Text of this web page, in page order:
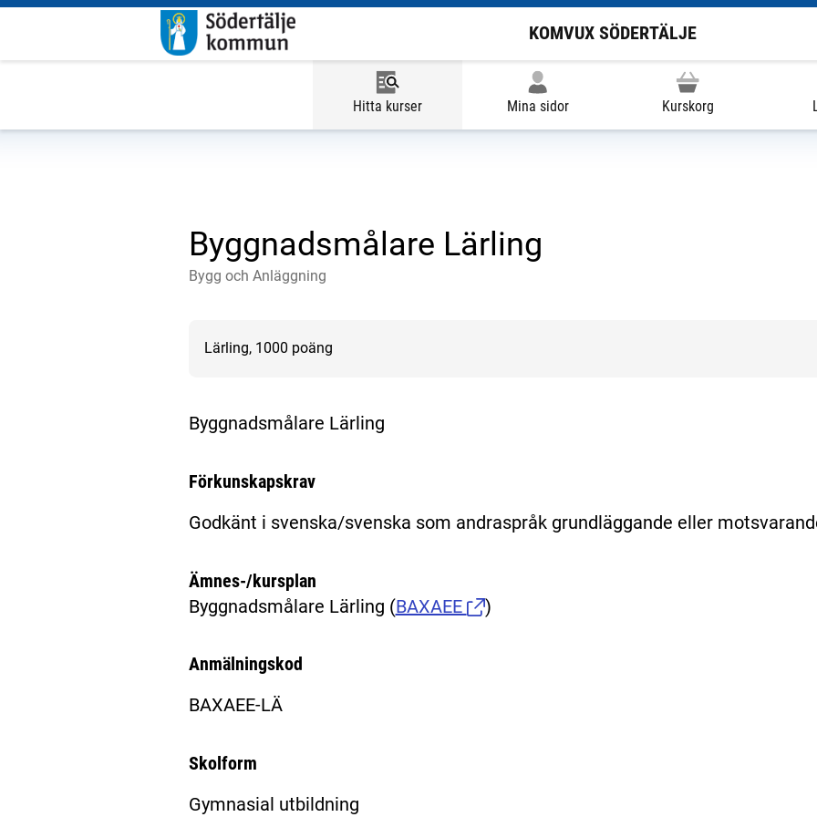
KOMVUX SÖDERTÄLJE
Hitta kurser Mina sidor Kurskorg
Byggnadsmålare Lärling
Bygg och Anläggning
Lärling, 1000 poäng
Byggnadsmålare Lärling
Förkunskapskrav
Godkänt i svenska/svenska som andraspråk grundläggande eller
Ämnes-/kursplan
Byggnadsmålare Lärling (BAXAEE )
Anmälningskod
BAXAEE-LÄ
Skolform
Gymnasial utbildning